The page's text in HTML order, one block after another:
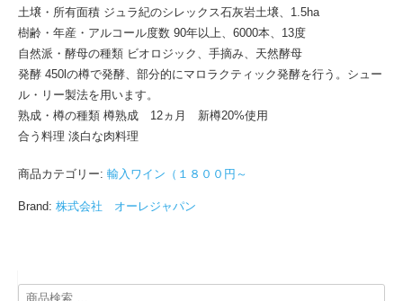
土壌・所有面積 ジュラ紀のシレックス石灰岩土壌、1.5ha
樹齢・年産・アルコール度数 90年以上、6000本、13度
自然派・酵母の種類 ビオロジック、手摘み、天然酵母
発酵 450lの樽で発酵、部分的にマロラクティック発酵を行う。シュー
ル・リー製法を用います。
熟成・樽の種類 樽熟成 12ヵ月 新樽20%使用
合う料理 淡白な肉料理
商品カテゴリー: 輸入ワイン（１８００円～
Brand: 株式会社 オーレジャパン
検